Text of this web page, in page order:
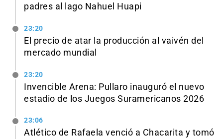
padres al lago Nahuel Huapi
23:20
El precio de atar la producción al vaivén del
mercado mundial
23:20
Invencible Arena: Pullaro inauguró el nuevo
estadio de los Juegos Suramericanos 2026
23:06
Atlético de Rafaela venció a Chacarita y tomó